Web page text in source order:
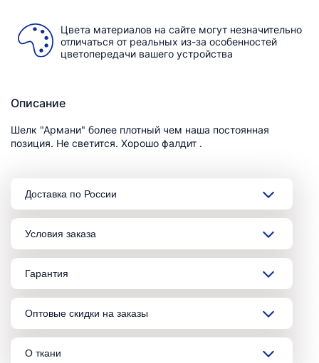
Цвета материалов на сайте могут незначительно
отличаться от реальных из-за особенностей
цветопередачи вашего устройства
Описание
Шелк "Армани" более плотный чем наша постоянная
позиция. Не светится. Хорошо фалдит .
Доставка по России
Условия заказа
Гарантия
Оптовые скидки на заказы
О ткани